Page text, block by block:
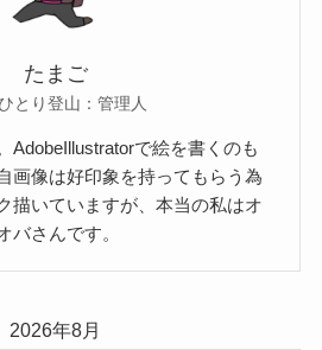
たまご
とり登山：管理人
AdobeIllustratorで絵を書くのも
画像は好印象を持ってもらう為
描いていますが、本当の私はオ
バさんです。
2026年8月